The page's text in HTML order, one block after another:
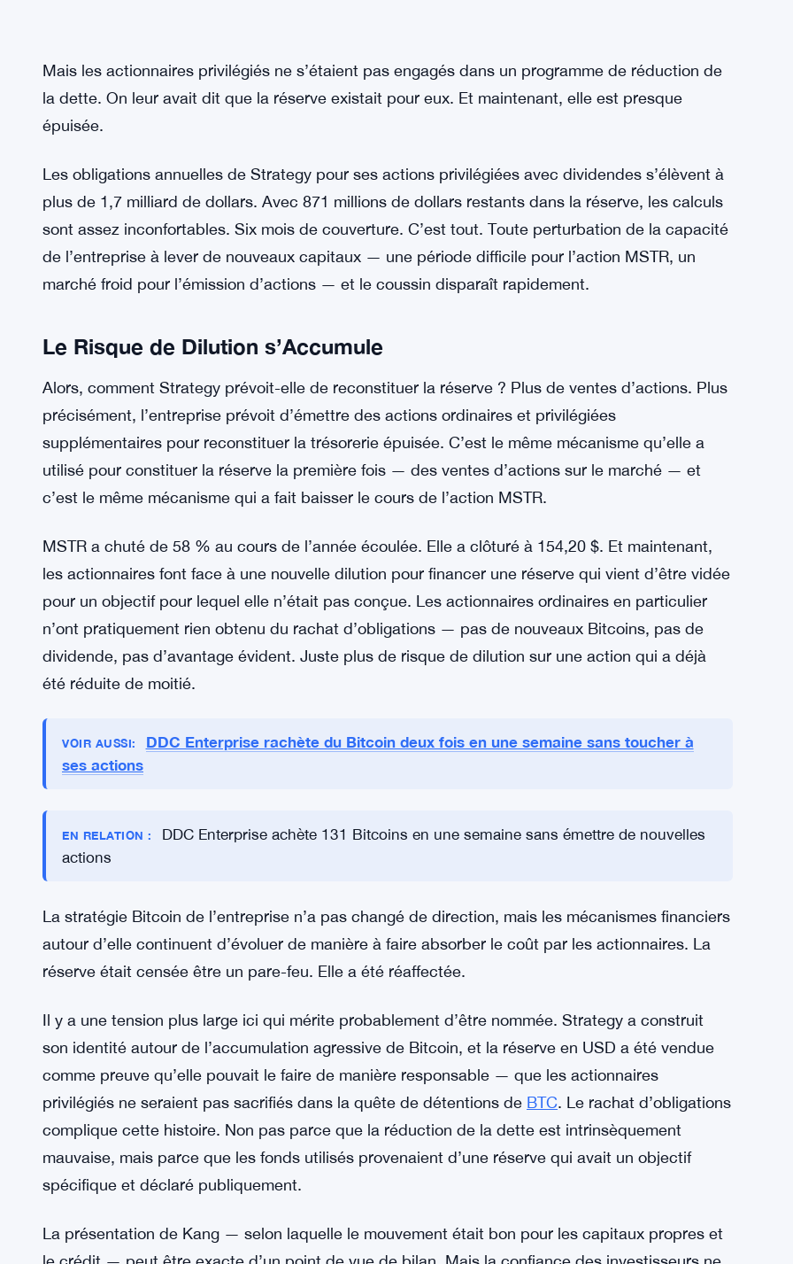
Mais les actionnaires privilégiés ne s’étaient pas engagés dans un programme de réduction de
la dette. On leur avait dit que la réserve existait pour eux. Et maintenant, elle est presque
Les obligations annuelles de Strategy pour ses actions privilégiées avec dividendes s’élèvent à
plus de 1,7 milliard de dollars. Avec 871 millions de dollars restants dans la réserve, les calculs
sont assez inconfortables. Six mois de couverture. C’est tout. Toute perturbation de la capacité
de l’entreprise à lever de nouveaux capitaux — une période difficile pour l’action MSTR, un
marché froid pour l’émission d’actions — et le coussin disparaît rapidement.
Le Risque de Dilution s’Accumule
Alors, comment Strategy prévoit-elle de reconstituer la réserve ? Plus de ventes d’actions. Plus
précisément, l’entreprise prévoit d’émettre des actions ordinaires et privilégiées
supplémentaires pour reconstituer la trésorerie épuisée. C’est le même mécanisme qu’elle a
utilisé pour constituer la réserve la première fois — des ventes d’actions sur le marché — et
c’est le même mécanisme qui a fait baisser le cours de l’action MSTR.
MSTR a chuté de 58 % au cours de l’année écoulée. Elle a clôturé à 154,20 $. Et maintenant,
les actionnaires font face à une nouvelle dilution pour financer une réserve qui vient d’être vidée
pour un objectif pour lequel elle n’était pas conçue. Les actionnaires ordinaires en particulier
n’ont pratiquement rien obtenu du rachat d’obligations — pas de nouveaux Bitcoins, pas de
dividende, pas d’avantage évident. Juste plus de risque de dilution sur une action qui a déjà
DDC Enterprise rachète du Bitcoin deux fois en une semaine sans toucher à
ses actions
EN RELATION : DDC Enterprise achète 131 Bitcoins en une semaine sans émettre de nouvelles
actions
La stratégie Bitcoin de l’entreprise n’a pas changé de direction, mais les mécanismes financiers
autour d’elle continuent d’évoluer de manière à faire absorber le coût par les actionnaires. La
réserve était censée être un pare-feu. Elle a été réaffectée.
son identité autour de l’accumulation agressive de Bitcoin, et la réserve en USD a été vendue